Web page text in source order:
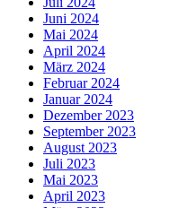
Juni 2024
Mai 2024
April 2024
März 2024
Februar 2024
Januar 2024
Dezember 2023
September 2023
August 2023
Juli 2023
Mai 2023
April 2023